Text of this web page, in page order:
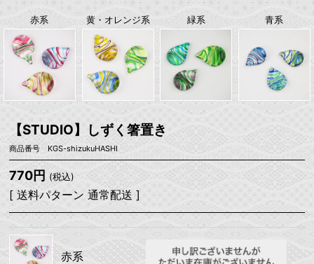
赤系 黄・オレンジ系 緑系 青系
【STUDIO】しずく箸置き
商品番号 KGS-shizukuHASHI
770円 (税込)
[ 送料パターン 通常配送 ]
赤系